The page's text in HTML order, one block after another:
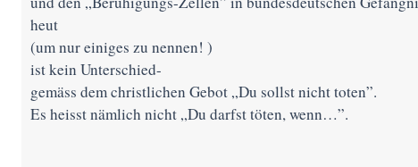
heut
(um nur einiges zu nennen! )
ist kein Unterschied-
gemäss dem christlichen Gebot „Du sollst nicht toten”.
Es heisst nämlich nicht „Du darfst töten, wenn…”.